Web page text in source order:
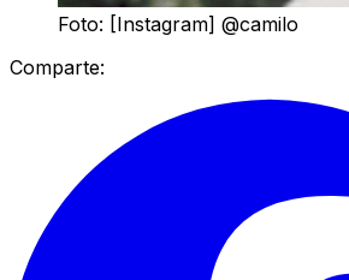
Foto: [Instagram] @camilo
Comparte: